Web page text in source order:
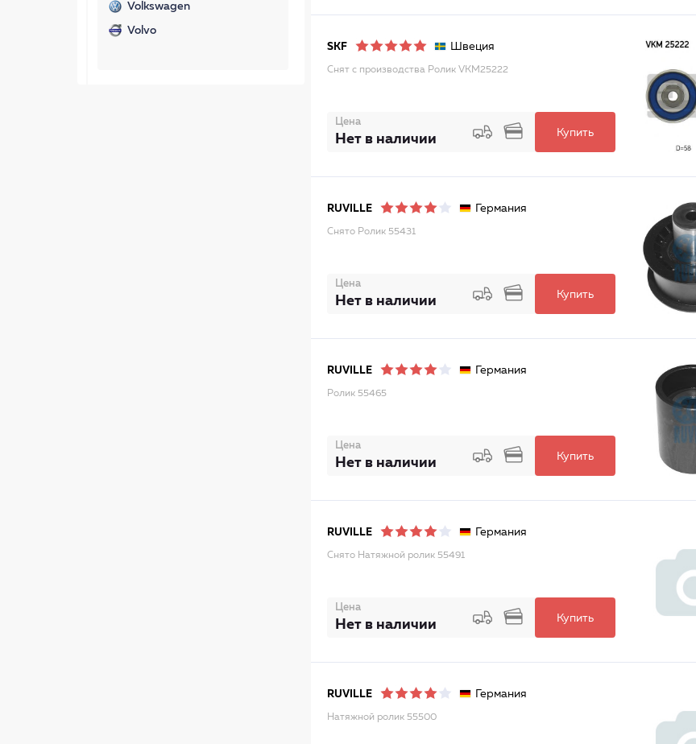
Volkswagen
Volvo
SKF Швеция
Снят с производства Ролик VKM25222
Цена
Нет в наличии Купить
RUVILLE Германия
Снято Ролик 55431
Цена
Нет в наличии Купить
RUVILLE Германия
Ролик 55465
Цена
Нет в наличии Купить
RUVILLE Германия
Снято Натяжной ролик 55491
Цена
Нет в наличии Купить
RUVILLE Германия
Натяжной ролик 55500